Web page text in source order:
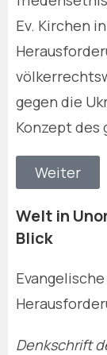
Ev. Kirchen
gegen die
Konzept des
Weiter
Welt in
Blick
Denkschrift